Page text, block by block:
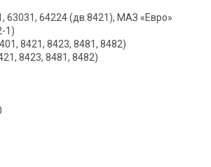
63031, 64224 (дв.8421), МАЗ «Евро»
1)
8421, 8423, 8481, 8482)
8423, 8481, 8482)